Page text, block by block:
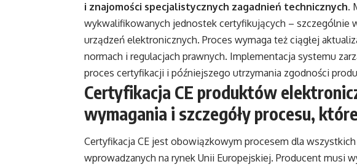
i znajomości specjalistycznych zagadnień technicznych.
wykwalifikowanych jednostek certyfikujących – szczególnie
urządzeń elektronicznych. Proces wymaga też ciągłej
normach i regulacjach prawnych. Implementacja systemu
proces certyfikacji i późniejszego utrzymania zgodności
Certyfikacja CE produktów
wymagania i szczegóły procesu,
Certyfikacja CE jest obowiązkowym procesem dla
wprowadzanych na rynek Unii Europejskiej. Producent musi